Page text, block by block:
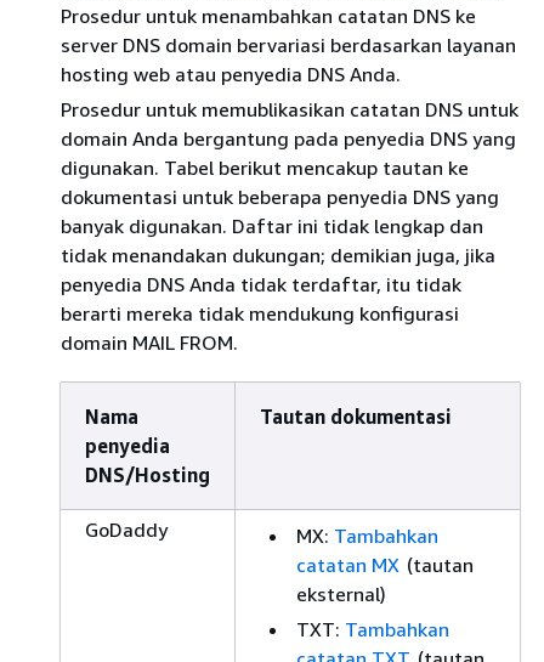
Prosedur untuk menambahkan catatan DNS ke
server DNS domain bervariasi berdasarkan layanan
hosting web atau penyedia DNS Anda.
Prosedur untuk memublikasikan catatan DNS untuk
domain Anda bergantung pada penyedia DNS yang
digunakan. Tabel berikut mencakup tautan ke
dokumentasi untuk beberapa penyedia DNS yang
banyak digunakan. Daftar ini tidak lengkap dan
tidak menandakan dukungan; demikian juga, jika
penyedia DNS Anda tidak terdaftar, itu tidak
berarti mereka tidak mendukung konfigurasi
domain MAIL FROM.
Nama
penyedia
DNS/Hosting
Tautan dokumentasi
GoDaddy MX: Tambahkan
catatan MX (tautan
eksternal)
TXT: Tambahkan